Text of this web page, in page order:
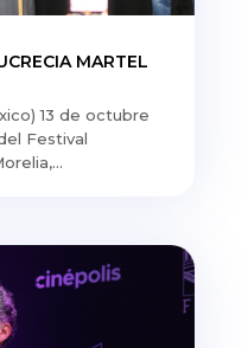
MARTEL
13 de octubre
Festival